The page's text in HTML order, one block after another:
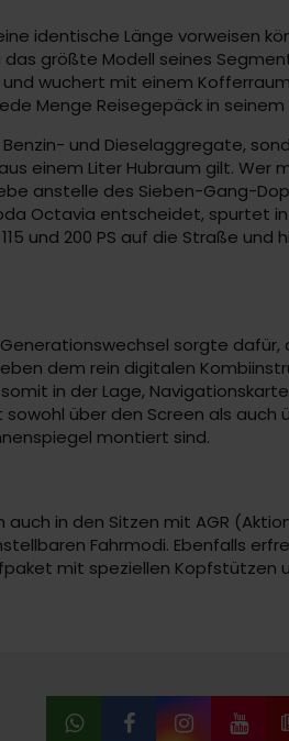
identische Länge vorweisen
größte Modell seines
wuchert mit einem
Menge Reisegepäck in
und Dieselaggregate,
einem Liter Hubraum gilt.
anstelle des Sieben-Gang-
Octavia entscheidet, spurtet
und 200 PS auf die Straße
sorgte
dem rein digitalen
in der Lage,
über den Screen als
montiert sind.
in den Sitzen mit AGR
Fahrmodi. Ebenfalls
mit speziellen